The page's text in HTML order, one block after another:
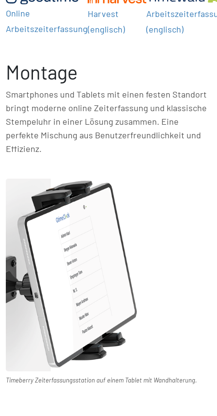
Online
Arbeitszeiterfassung
Harvest
(englisch)
(englisch)
Montage
Smartphones und Tablets mit einen festen Standort
bringt moderne online Zeiterfassung und klassische
Stempeluhr in einer Lösung zusammen. Eine
perfekte Mischung aus Benutzerfreundlichkeit und
Effizienz.
Timeberry Zeiterfassungsstation auf einem Tablet mit Wandhalterung.